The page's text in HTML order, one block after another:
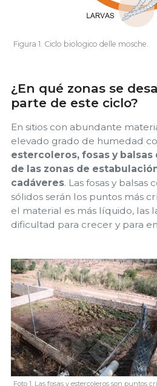
Figura 1. Ciclo biologico delle mosche.
¿En qué zonas se
parte de este ciclo?
En sitios con abundante
elevado grado de humedad
estercoleros, fosas y
de las zonas de
cadáveres. Las fosas y balsas
sólidos serán los puntos más
el material es más líquido, las
dificultad para crecer y para
Foto 1. Las fosas y estercoleros son puntos